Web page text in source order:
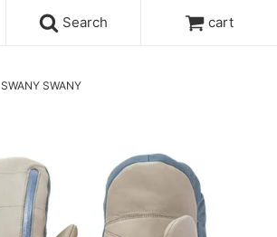
Search cart
SWANY SWANY